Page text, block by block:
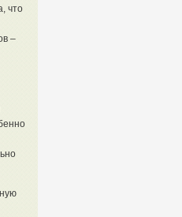
что
–